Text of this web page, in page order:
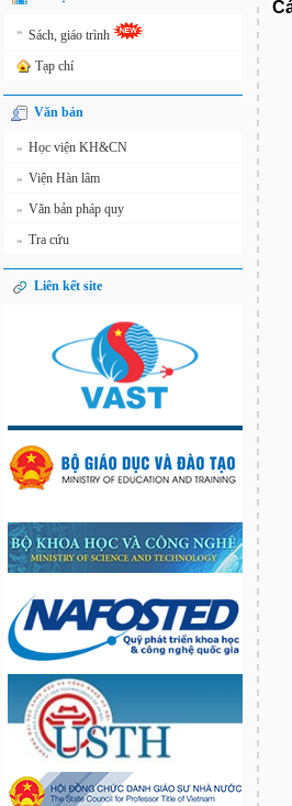
» Sách, giáo trình
Tạp chí
Văn bản
» Học viện KH&CN
» Viện Hàn lâm
» Văn bản pháp quy
» Tra cứu
Liên kết site